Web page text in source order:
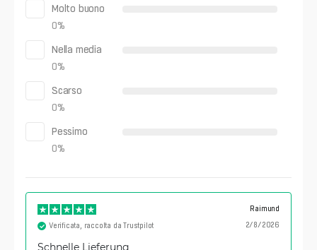
Molto buono
0%
Nella media
0%
Scarso
0%
Pessimo
0%
Raimund
2/8/2026
Verificata, raccolta da Trustpilot
Schnelle Lieferung